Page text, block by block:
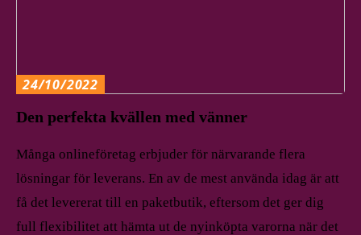
24/10/2022
Den perfekta kvällen med vänner
Många onlineföretag erbjuder för närvarande flera
lösningar för leverans. En av de mest använda idag är att
få det levererat till en paketbutik, eftersom det ger dig
full flexibilitet att hämta ut de nyinköpta varorna när det